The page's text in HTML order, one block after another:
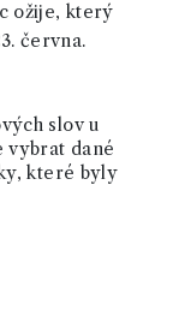
ožije, který
června.
slov u
vybrat dané
které byly